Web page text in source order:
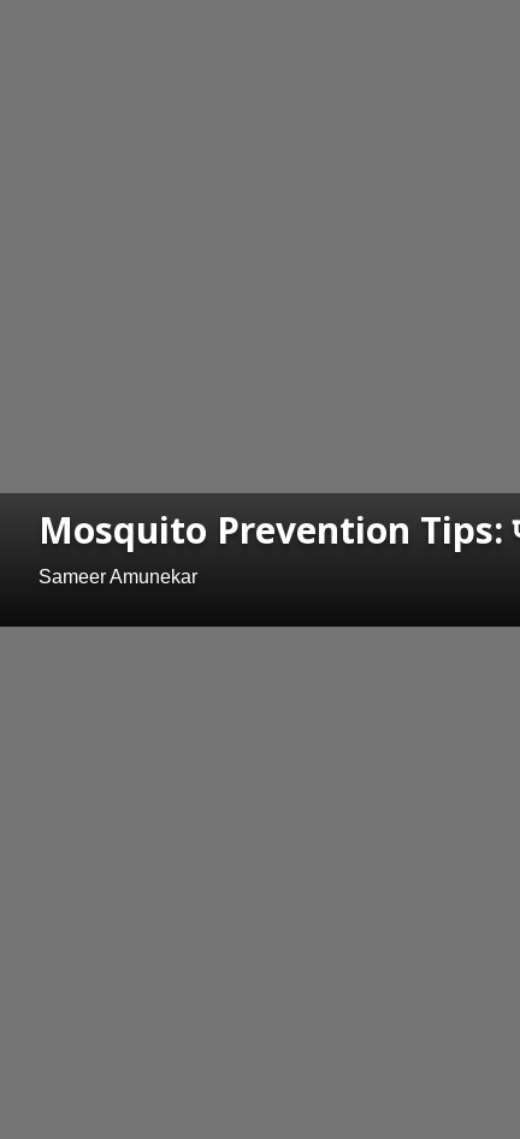
Mosquito Prevention Tips:
Sameer Amunekar